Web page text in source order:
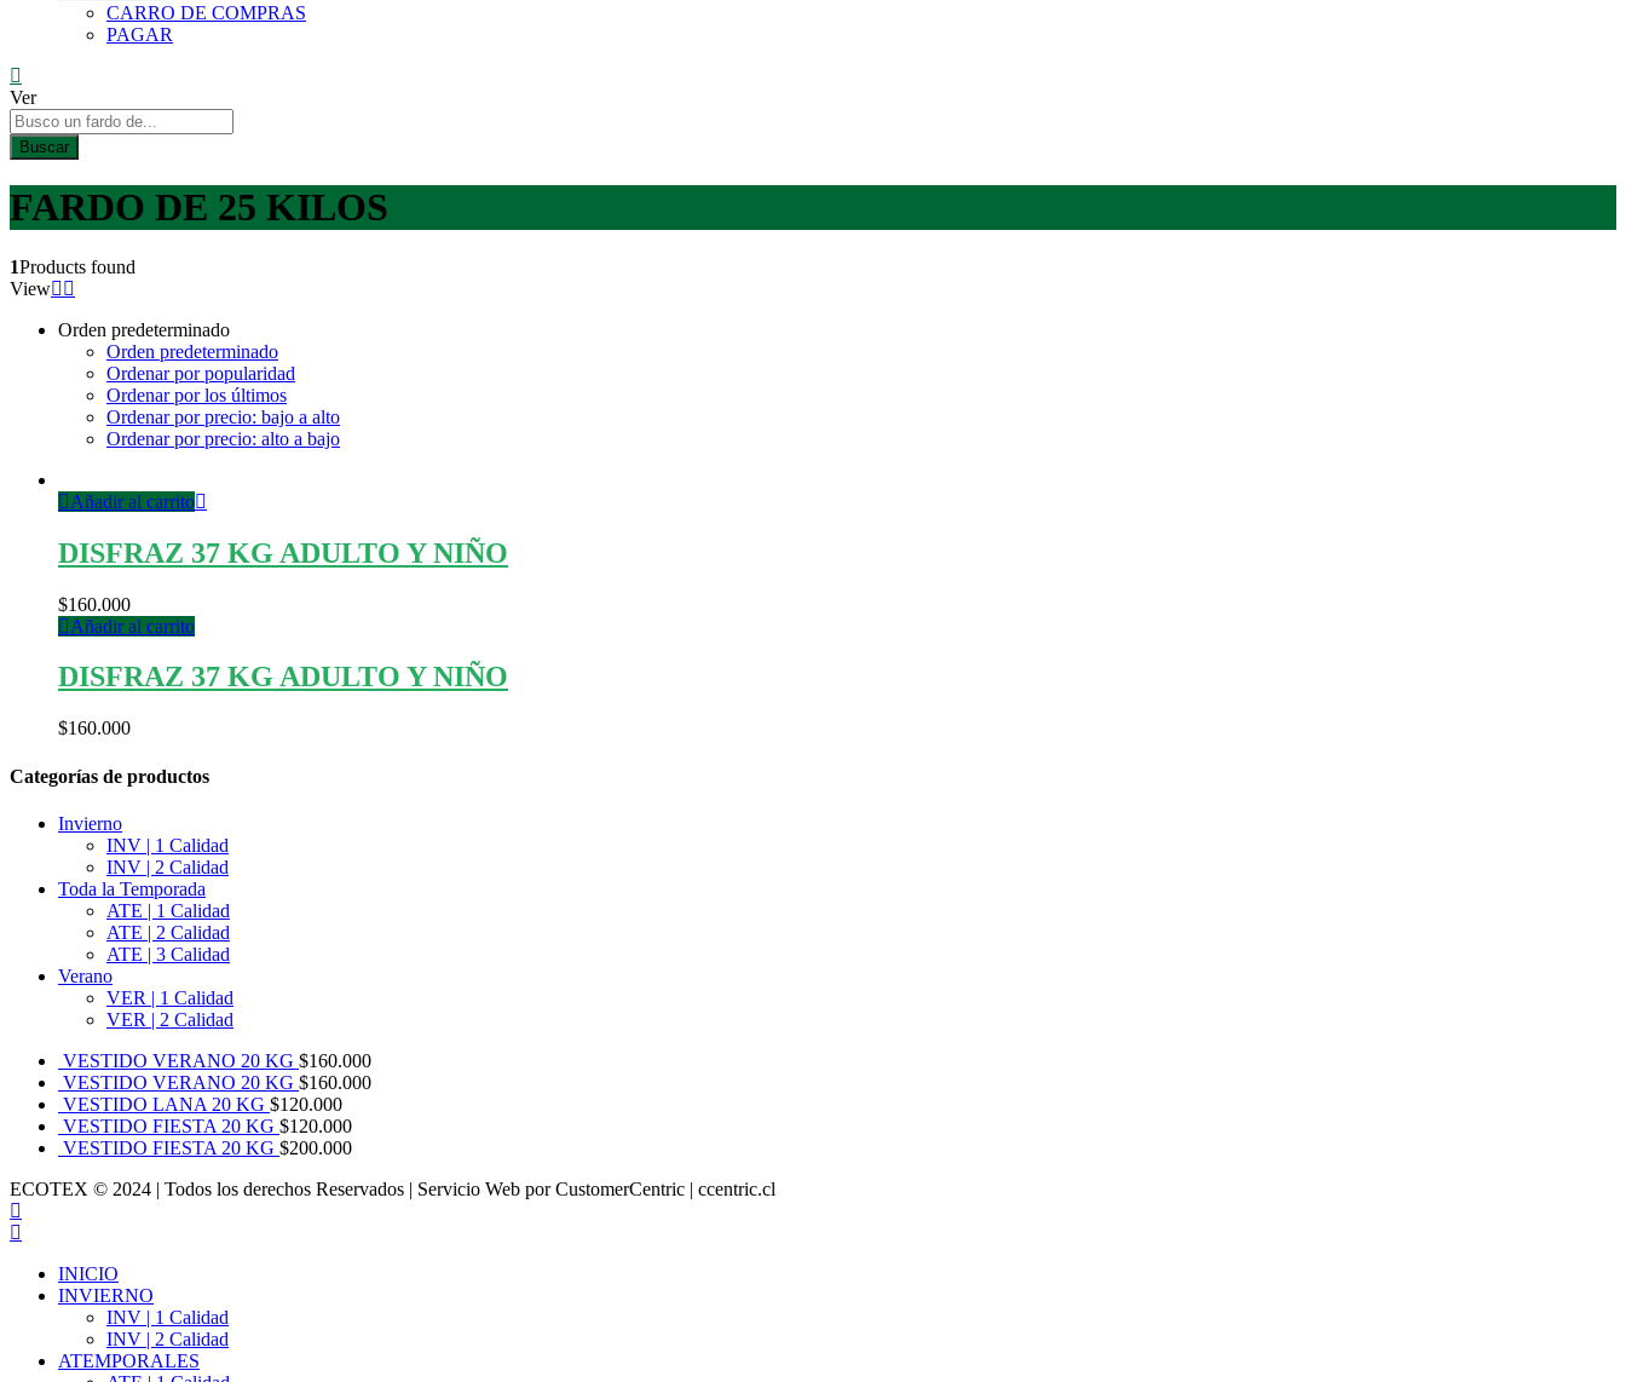
CARRO DE COMPRAS
PAGAR
Ver
Buscar
FARDO DE 25 KILOS
1Products found
View
Orden predeterminado
Orden predeterminado
Ordenar por popularidad
Ordenar por los últimos
Ordenar por precio: bajo a alto
Ordenar por precio: alto a bajo
Añadir al carrito
DISFRAZ 37 KG ADULTO Y NIÑO
$160.000
Añadir al carrito
DISFRAZ 37 KG ADULTO Y NIÑO
$160.000
Categorías de productos
Invierno
INV | 1 Calidad
INV | 2 Calidad
Toda la Temporada
ATE | 1 Calidad
ATE | 2 Calidad
ATE | 3 Calidad
Verano
VER | 1 Calidad
VER | 2 Calidad
VESTIDO VERANO 20 KG $160.000
VESTIDO VERANO 20 KG $160.000
VESTIDO LANA 20 KG $120.000
VESTIDO FIESTA 20 KG $120.000
VESTIDO FIESTA 20 KG $200.000
ECOTEX © 2024 | Todos los derechos Reservados | Servicio Web por CustomerCentric | ccentric.cl
INICIO
INVIERNO
INV | 1 Calidad
INV | 2 Calidad
ATEMPORALES